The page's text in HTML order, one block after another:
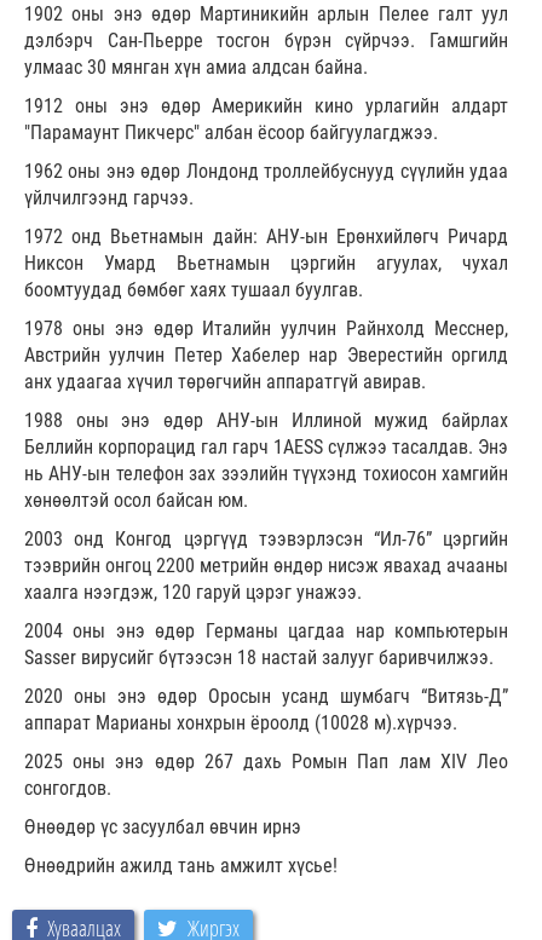
1902 оны энэ өдөр Мартиникийн арлын Пелее галт уул
дэлбэрч Сан-Пьерре тосгон бүрэн сүйрчээ. Гамшгийн
улмаас 30 мянган хүн амиа алдсан байна.
1912 оны энэ өдөр Америкийн кино урлагийн алдарт
"Парамаунт Пикчерс" албан ёсоор байгуулагджээ.
1962 оны энэ өдөр Лондонд троллейбуснууд сүүлийн удаа
үйлчилгээнд гарчээ.
1972 онд Вьетнамын дайн: АНУ-ын Ерөнхийлөгч Ричард
Никсон Умард Вьетнамын цэргийн агуулах, чухал
боомтуудад бөмбөг хаях тушаал буулгав.
1978 оны энэ өдөр Италийн уулчин Райнхолд Месснер,
Австрийн уулчин Петер Хабелер нар Эверестийн оргилд
анх удаагаа хүчил төрөгчийн аппаратгүй авирав.
1988 оны энэ өдөр АНУ-ын Иллиной мужид байрлах
Беллийн корпорацид гал гарч 1AESS сүлжээ тасалдав. Энэ
нь АНУ-ын телефон зах зээлийн түүхэнд тохиосон хамгийн
хөнөөлтэй осол байсан юм.
2003 онд Конгод цэргүүд тээвэрлэсэн “Ил-76” цэргийн
тээврийн онгоц 2200 метрийн өндөр нисэж явахад ачааны
хаалга нээгдэж, 120 гаруй цэрэг унажээ.
2004 оны энэ өдөр Германы цагдаа нар компьютерын
Sasser вирусийг бүтээсэн 18 настай залууг баривчилжээ.
2020 оны энэ өдөр Оросын усанд шумбагч “Витязь-Д”
аппарат Марианы хонхрын ёроолд (10028 м).хүрчээ.
2025 оны энэ өдөр 267 дахь Ромын Пап лам XIV Лео
сонгогдов.
Өнөөдөр үс засуулбал өвчин ирнэ
Өнөөдрийн ажилд тань амжилт хүсье!
Хуваалцах Жиргэх